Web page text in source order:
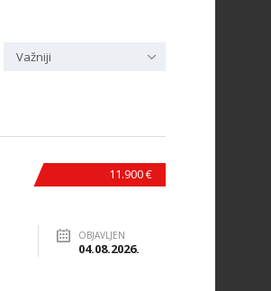
Važniji
11.900 €
OBJAVLJEN
04.08.2026.